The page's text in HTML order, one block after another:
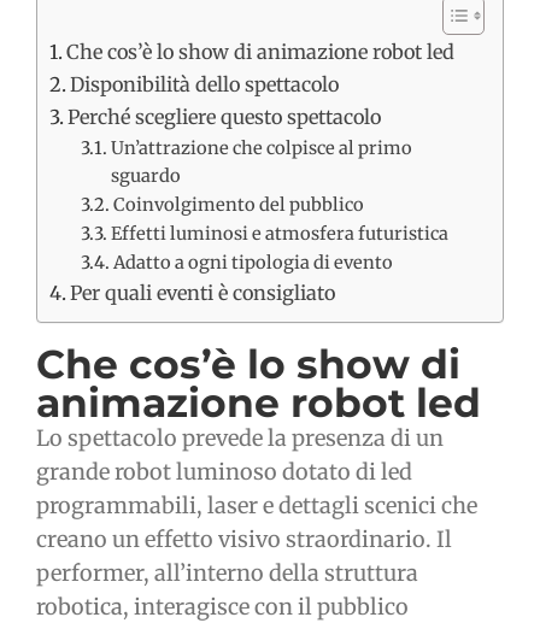
Che cos’è lo show di animazione robot led
Disponibilità dello spettacolo
Perché scegliere questo spettacolo
Un’attrazione che colpisce al primo
sguardo
Coinvolgimento del pubblico
Effetti luminosi e atmosfera futuristica
Adatto a ogni tipologia di evento
Per quali eventi è consigliato
Che cos’è lo show di
animazione robot led
Lo spettacolo prevede la presenza di un
grande robot luminoso dotato di led
programmabili, laser e dettagli scenici che
creano un effetto visivo straordinario. Il
performer, all’interno della struttura
robotica, interagisce con il pubblico